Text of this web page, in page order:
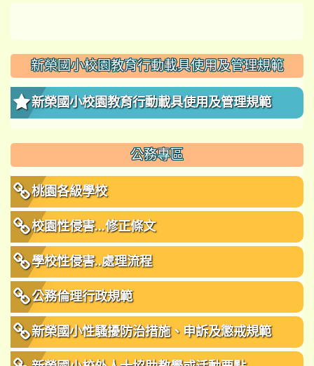
新榮國小校園教育行動載具使用及管理規範
新榮國小校園教育行動載具使用及管理規範
公務專區
桃園各級學校
校園性侵害...修正條文
學校性侵害..處理流程
公務倫理行政規範
新榮國小性騷擾防治措施、申訴及懲戒規範